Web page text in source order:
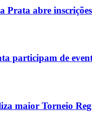
Prata abre
participam de
maior Torneio